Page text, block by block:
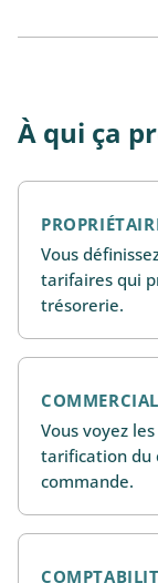
À qui ça
Vous
tarifaires qui
trésorerie.
Vous voyez
tarification du
commande.